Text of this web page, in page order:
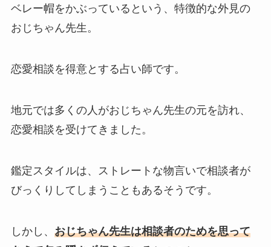
ベレー帽をかぶっているという、特徴的な外見の
おじちゃん先生。
恋愛相談を得意とする占い師です。
地元では多くの人がおじちゃん先生の元を訪れ、
恋愛相談を受けてきました。
鑑定スタイルは、ストレートな物言いで相談者が
びっくりしてしまうこともあるそうです。
しかし、 おじちゃん先生は相談者のためを思って